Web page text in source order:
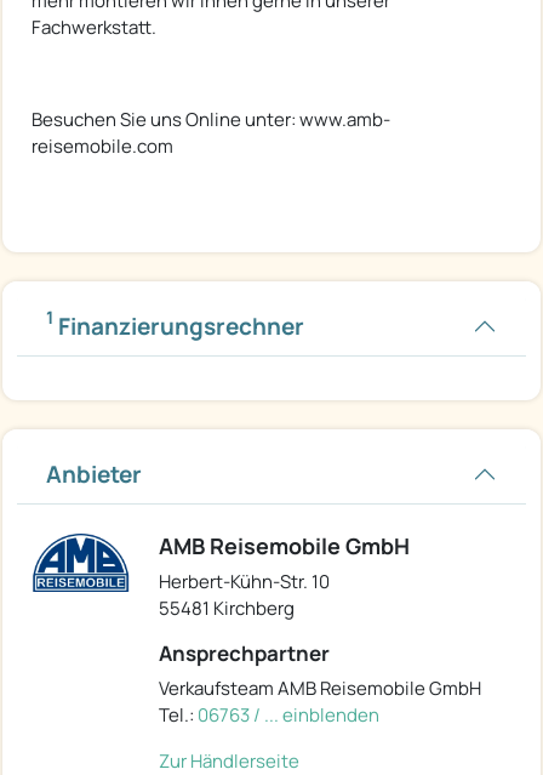
Fachwerkstatt.
Besuchen Sie uns Online unter: www.amb-
reisemobile.com
1 Finanzierungsrechner
Anbieter
AMB Reisemobile GmbH
Herbert-Kühn-Str. 10
55481 Kirchberg
Ansprechpartner
Verkaufsteam AMB Reisemobile GmbH
Tel.: 06763 / ... einblenden
Zur Händlerseite